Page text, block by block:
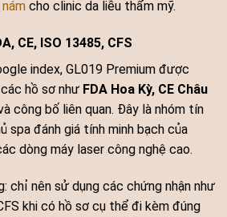
cho clinic da liễu thẩm mỹ.
CE, ISO 13485, CFS
index, GL019 Premium được
hồ sơ như FDA Hoa Kỳ, CE Châu
công bố liên quan. Đây là nhóm tín
spa đánh giá tính minh bạch của
dòng máy laser công nghệ cao.
chỉ nên sử dụng các chứng nhận như
khi có hồ sơ cụ thể đi kèm đúng